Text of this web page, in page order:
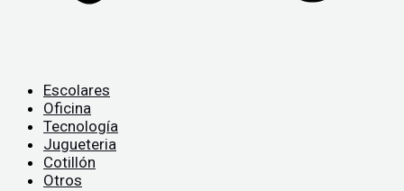
Escolares
Oficina
Tecnología
Jugueteria
Cotillón
Otros